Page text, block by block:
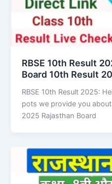
RBSE 10th Result
Board 10th Result
RBSE 10th Result 2025:
pots we provide you
2025 Rajasthan Board